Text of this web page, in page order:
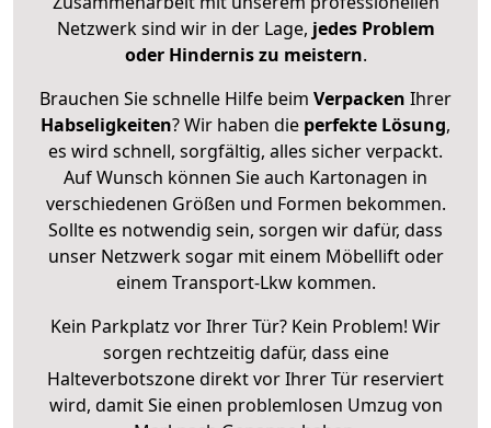
Netzwerk sind wir in der Lage, jedes Problem
oder Hindernis zu meistern.
Brauchen Sie schnelle Hilfe beim Verpacken Ihrer
Habseligkeiten? Wir haben die perfekte Lösung,
es wird schnell, sorgfältig, alles sicher verpackt.
Auf Wunsch können Sie auch Kartonagen in
verschiedenen Größen und Formen bekommen.
Sollte es notwendig sein, sorgen wir dafür, dass
unser Netzwerk sogar mit einem Möbellift oder
einem Transport-Lkw kommen.
Kein Parkplatz vor Ihrer Tür? Kein Problem! Wir
sorgen rechtzeitig dafür, dass eine
Halteverbotszone direkt vor Ihrer Tür reserviert
wird, damit Sie einen problemlosen Umzug von